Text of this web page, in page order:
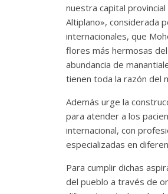
nuestra capital
Altiplano», considerada
internacionales, que
flores más hermosas
abundancia de
tienen toda la razón del
Además urge la
para atender a los
internacional, con
especializadas en
Para cumplir dichas
del pueblo a través de